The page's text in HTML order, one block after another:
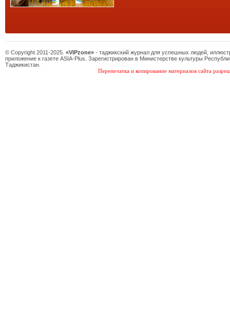
© Copyright 2011-2025. «VIPzone» - таджикский журнал для успешных людей,
приложение к газете ASIA-Plus. Зарегистрирован в Министерстве культуры
Таджикистан.
Перепечатка и копирование материалов сайта